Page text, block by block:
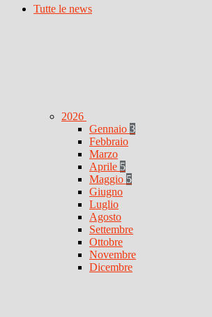
Tutte le news
2026
Gennaio 3
Febbraio
Marzo
Aprile 5
Maggio 5
Giugno
Luglio
Agosto
Settembre
Ottobre
Novembre
Dicembre